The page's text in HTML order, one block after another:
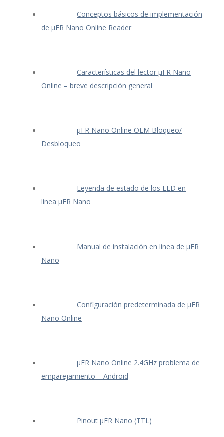
Conceptos básicos de implementación
de μFR Nano Online Reader
Características del lector μFR Nano
Online – breve descripción general
μFR Nano Online OEM Bloqueo/
Desbloqueo
Leyenda de estado de los LED en
línea μFR Nano
Manual de instalación en línea de μFR
Nano
Configuración predeterminada de μFR
Nano Online
μFR Nano Online 2.4GHz problema de
emparejamiento – Android
Pinout μFR Nano (TTL)